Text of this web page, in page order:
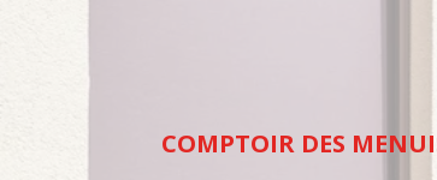
COMPTOIR DES